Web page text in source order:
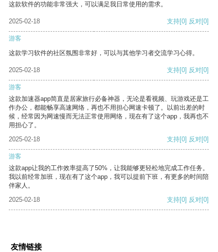
这款软件的功能非常强大，可以满足我日常使用的需求。
2025-02-18 支持[0] 反对[0]
游客
这款学习软件的社区氛围非常好，可以与其他学习者交流学习心得。
2025-02-18 支持[0] 反对[0]
游客
这款加速器app简直是居家旅行必备神器，无论是看视频、玩游戏还是工
作办公，都能畅享高速网络，再也不用担心网速卡顿了。以前出差的时
候，经常因为网速慢而无法正常使用网络，现在有了这个app，我再也不
用担心了。
2025-02-18
支持[0] 反对[0]
游客
这款app让我的工作效率提高了50%，让我能够更轻松地完成工作任务。
我以前经常加班，现在有了这个app，我可以提前下班，有更多的时间陪
伴家人。
2025-02-18
支持[0] 反对[0]
友情链接